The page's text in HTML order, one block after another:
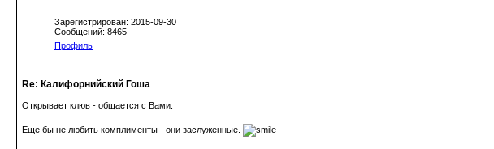
Зарегистрирован: 2015-09-30
Сообщений: 8465
Профиль
Re: Калифорнийский Гоша
Открывает клюв - общается с Вами.
Еще бы не любить комплименты - они заслуженные.